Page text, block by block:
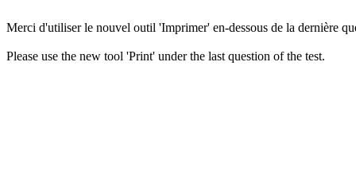
Merci d'utiliser le nouvel outil 'Imprimer' en-dessous de la dernière
Please use the new tool 'Print' under the last question of the test.